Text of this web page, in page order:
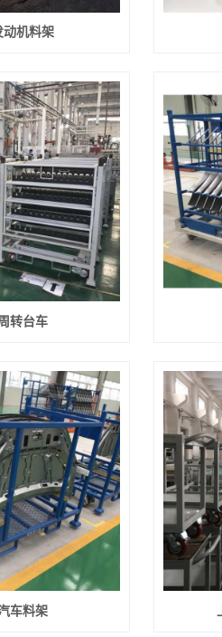
动机料架
转台车
车料架